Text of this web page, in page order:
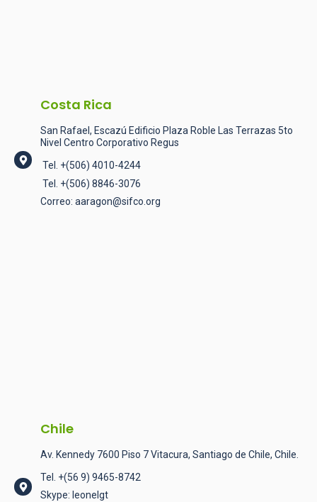
Costa Rica
San Rafael, Escazú Edificio Plaza Roble Las Terrazas 5to
Nivel Centro Corporativo Regus
Tel. +(506) 4010-4244
Tel. +(506) 8846-3076
Correo: aaragon@sifco.org
Chile
Av. Kennedy 7600 Piso 7 Vitacura, Santiago de Chile, Chile.
Tel.
+(56 9) 9465-8742
Skype: leonelgt